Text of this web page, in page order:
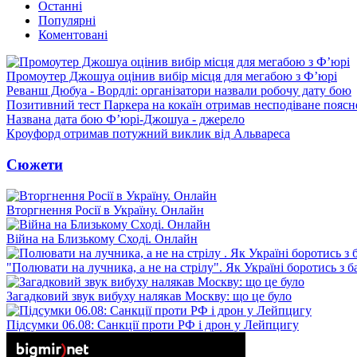
Останні
Популярні
Коментовані
Промоутер Джошуа оцінив вибір місця для мегабою з Ф’юрі
Реванш Дюбуа - Вордлі: організатори назвали робочу дату бою
Позитивний тест Паркера на кокаїн отримав несподіване
Названа дата бою Ф’юрі-Джошуа - джерело
Кроуфорд отримав потужний виклик від Альвареса
Сюжети
Вторгнення Росії в Україну. Онлайн
Війна на Близькому Сході. Онлайн
"Полювати на лучника, а не на стрілу". Як Україні боротись з
Загадковий звук вибуху налякав Москву: що це було
Підсумки 06.08: Санкції проти РФ і дрон у Лейпцигу